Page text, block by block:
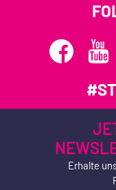
Erhalte